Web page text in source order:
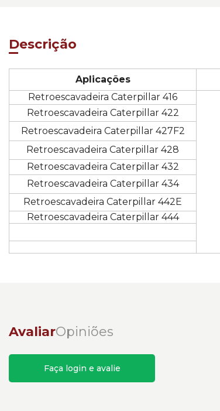
Descrição
Aplicações
Retroescavadeira Caterpillar 416
Retroescavadeira Caterpillar 422
Retroescavadeira Caterpillar 427F2
Retroescavadeira Caterpillar 428
Retroescavadeira Caterpillar 432
Retroescavadeira Caterpillar 434
Retroescavadeira Caterpillar 442E
Retroescavadeira Caterpillar 444
AvaliarOpiniões
Faça login e avalie